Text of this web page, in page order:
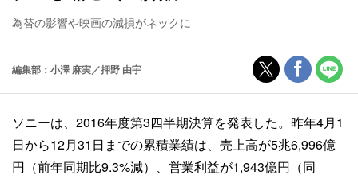
為替の影響や映画の減損がネックに
編集部：小澤 麻実／押野 由宇
ソニーは、2016年度第3四半期決算を発表した。昨年4月1
日から12月31日までの累積業績は、売上高が5兆6,996億
円（前年同期比9.3%減）、営業利益が1,943億円（同